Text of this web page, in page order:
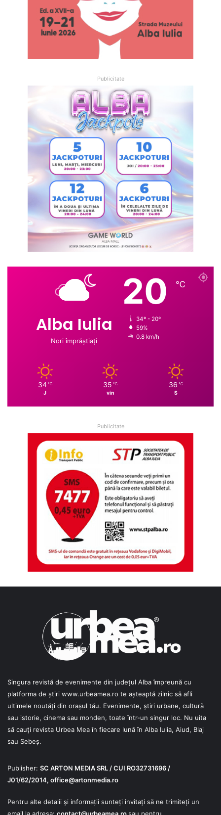
Publicitate
Alba Iulia
Nori împrăștiați
20 ℃
34º - 20º
59%
0.8 km/h
34 ℃
J
35 ℃
vin
36 ℃
S
Publicitate
Singura revistă de evenimente din județul Alba împreună cu
platforma de știri www.urbeamea.ro te așteaptă zilnic să afli
ultimele noutăți din orașul tău. Evenimente, știri urbane, cultură
sau istorie, cinema sau monden, toate într-un singur loc. Nu uita
să cauți revista Urbea Mea în fiecare lună în Alba Iulia, Aiud, Blaj
sau Sebeș.
Publisher: SC ARTON MEDIA SRL / CUI RO32731696 /
J01/62/2014, office@artonmedia.ro
Pentru alte detalii și informații sunteți invitați să ne trimiteți un
email la adresa: contact@urbeamea.ro sau pentru